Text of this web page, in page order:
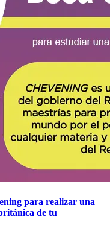
para realizar una
de tu